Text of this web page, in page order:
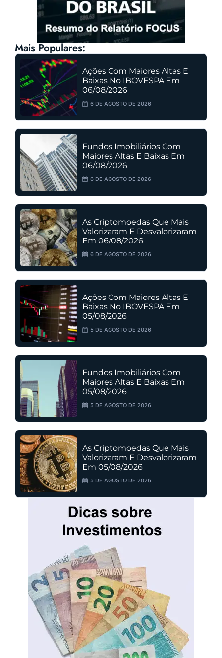
Mais Populares:
Ações Com Maiores Altas E
Baixas No IBOVESPA Em
06/08/2026
6 DE AGOSTO DE 2026
Fundos Imobiliários Com
Maiores Altas E Baixas Em
06/08/2026
6 DE AGOSTO DE 2026
As Criptomoedas Que Mais
Valorizaram E Desvalorizaram
Em 06/08/2026
6 DE AGOSTO DE 2026
Ações Com Maiores Altas E
Baixas No IBOVESPA Em
05/08/2026
5 DE AGOSTO DE 2026
Fundos Imobiliários Com
Maiores Altas E Baixas Em
05/08/2026
5 DE AGOSTO DE 2026
As Criptomoedas Que Mais
Valorizaram E Desvalorizaram
Em 05/08/2026
5 DE AGOSTO DE 2026